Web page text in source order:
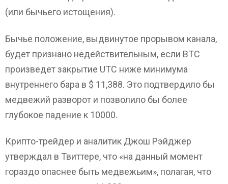
(или бычьего истощения).
Бычье положение, выдвинутое прорывом канала,
будет признано недействительным, если BTC
произведет закрытие UTC ниже минимума
внутреннего бара в $ 11,388. Это подтвердило бы
медвежий разворот и позволило бы более
глубокое падение к 10000.
Крипто-трейдер и аналитик Джош Рэйджер
утверждал в Твиттере, что «на данный момент
гораздо опаснее быть медвежьим», полагая, что